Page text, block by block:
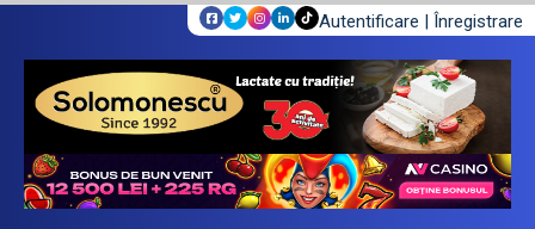
Autentificare | Înregistrare